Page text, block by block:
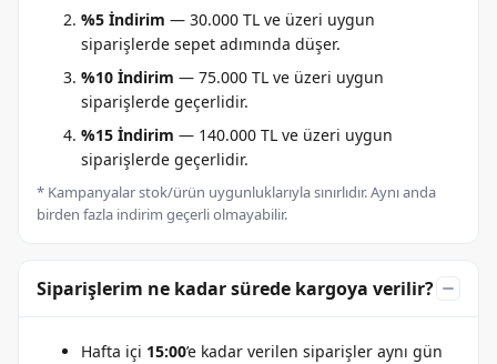
%5 İndirim — 30.000 TL ve üzeri uygun
siparişlerde sepet adımında düşer.
%10 İndirim — 75.000 TL ve üzeri uygun
siparişlerde geçerlidir.
%15 İndirim — 140.000 TL ve üzeri uygun
siparişlerde geçerlidir.
* Kampanyalar stok/ürün uygunluklarıyla sınırlıdır. Aynı anda
birden fazla indirim geçerli olmayabilir.
Siparişlerim ne kadar sürede kargoya verilir?
Hafta içi 15:00’e kadar verilen siparişler aynı gün